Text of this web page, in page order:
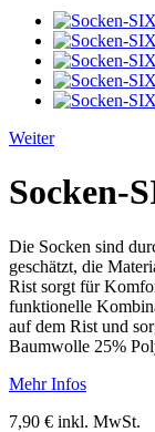
Weiter
Socken-
Die Socken sind
geschätzt, die
Rist sorgt für
funktionelle
auf dem Rist und
Baumwolle 25%
Mehr Infos
7,90 € inkl. MwSt.